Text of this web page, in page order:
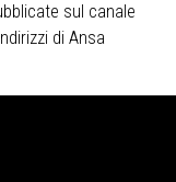
sul canale
di Ansa